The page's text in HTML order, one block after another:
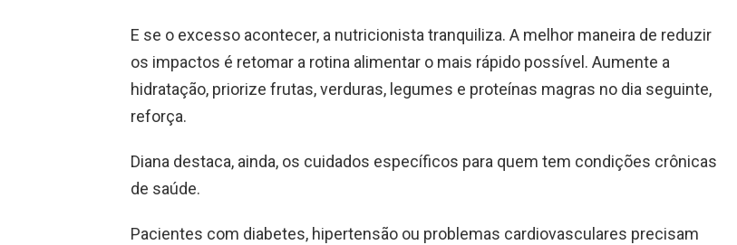
E se o excesso acontecer, a nutricionista tranquiliza. A melhor maneira de reduzir
os impactos é retomar a rotina alimentar o mais rápido possível. Aumente a
hidratação, priorize frutas, verduras, legumes e proteínas magras no dia seguinte,
reforça.
Diana destaca, ainda, os cuidados específicos para quem tem condições crônicas
de saúde.
Pacientes com diabetes, hipertensão ou problemas cardiovasculares precisam